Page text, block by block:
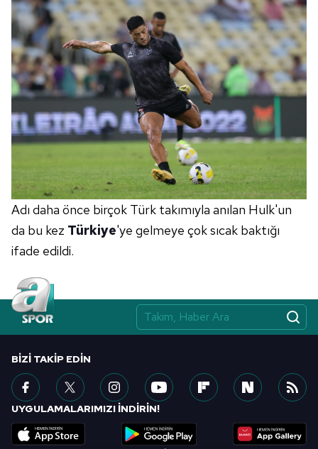
Adı daha önce birçok Türk takımıyla anılan Hulk'un
da bu kez Türkiye'ye gelmeye çok sıcak baktığı
ifade edildi.
BIZI TAKIP EDIN
UYGULAMALARIMIZI İNDİRİN!